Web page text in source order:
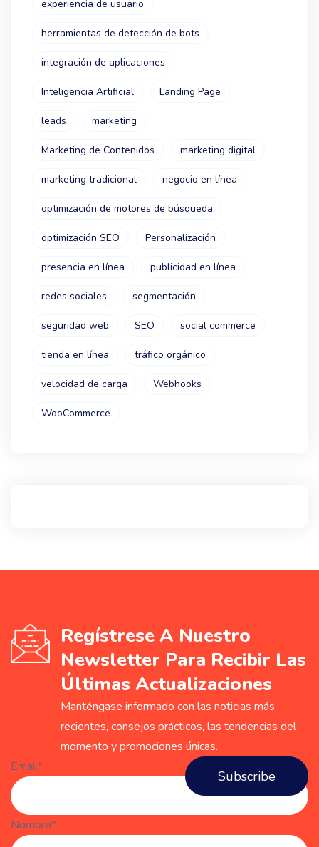
experiencia de usuario
herramientas de detección de bots
integración de aplicaciones
Inteligencia Artificial Landing Page
leads marketing
Marketing de Contenidos marketing digital
marketing tradicional negocio en línea
optimización de motores de búsqueda
optimización SEO Personalización
presencia en línea publicidad en línea
redes sociales segmentación
seguridad web SEO social commerce
tienda en línea tráfico orgánico
velocidad de carga Webhooks
WooCommerce
Regístrese A Nuestro
Newsletter Para Recibir Las
Últimas Actualizaciones
Manténgase informado con las noticias más
recientes, consejos prácticos, las tendencias del
momento y promociones únicas.
Email*
Nombre*